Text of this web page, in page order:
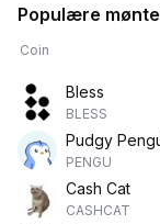
Populære
Coin
Bless
BLESS
Pudgy
PENGU
Cash Cat
CASHCAT